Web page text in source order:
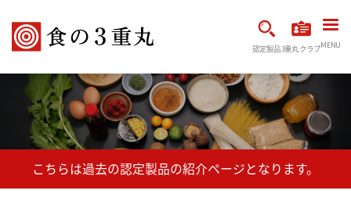
認定製品3重丸クラブMENU